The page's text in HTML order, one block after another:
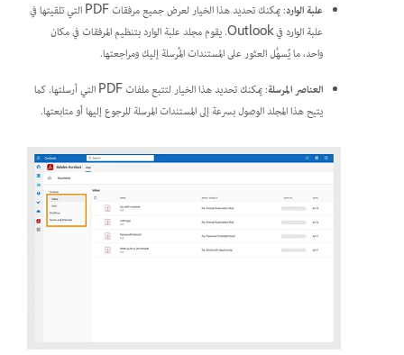
علبة الوارد
: يمكنك تحديد هذا الخيار لعرض جميع مرفقات PDF التي تلقيتها في
علبة الوارد في Outlook. يقوم مجلد علبة الوارد بتنظيم المرفقات في مكان
واحد، ما يُسهِّل العثور على المستندات المُرسلة إليك ومراجعتها.
العناصر المرسلة
: يمكنك تحديد هذا الخيار لتتبع ملفات PDF التي أرسلتها. كما
يتيح هذا المجلد الوصول بسرعة إلى المستندات المرسلة للرجوع إليها أو متابعتها.